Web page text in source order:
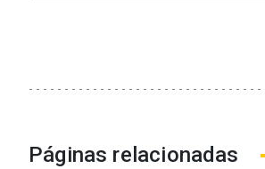
Páginas relacionadas